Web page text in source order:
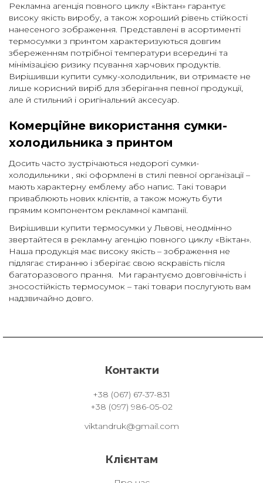
Рекламна агенція повного циклу «Віктан» гарантує
високу якість виробу, а також хороший рівень стійкості
нанесеного зображення. Представлені в асортименті
термосумки з принтом характеризуються довгим
збереженням потрібної температури всередині та
мінімізацією ризику псування харчових продуктів.
Вирішивши купити сумку-холодильник, ви отримаєте не
лише корисний виріб для зберігання певної продукції,
але й стильний і оригінальний аксесуар.
Комерційне використання сумки-
холодильника з принтом
Досить часто зустрічаються недорогі сумки-
холодильники , які оформлені в стилі певної організації –
мають характерну емблему або напис. Такі товари
приваблюють нових клієнтів, а також можуть бути
прямим компонентом рекламної кампанії.
Вирішивши купити термосумки у Львові, неодмінно
звертайтеся в рекламну агенцію повного циклу «Віктан».
Наша продукція має високу якість – зображення не
підлягає стиранню і зберігає свою яскравість після
багаторазового прання. Ми гарантуємо довговічність і
зносостійкість термосумок – такі товари послугують вам
надзвичайно довго.
Контакти
+38 (067) 67-37-831
+38 (097) 986-05-02
viktandruk@gmail.com
Клієнтам